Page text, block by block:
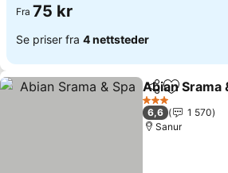
Fra 75 kr
Se priser fra 4 nettsteder
Del Legg til i
Abian Srama
3 Stjerner
6,6
1 570
Sanur